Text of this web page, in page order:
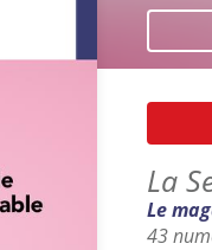
La
Le
43